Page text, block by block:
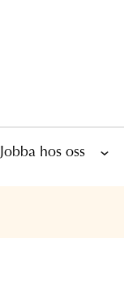
Jobba hos oss